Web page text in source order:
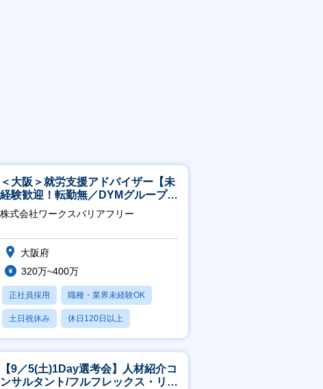
＜大阪＞就労支援アドバイザー【未
経験歓迎！転勤無／DYMグループ／
ホスピタリティ高い方歓迎／土日
祝】
株式会社ワークスバリアフリー
大阪府
320万~400万
正社員採用 職種・業界未経験OK
土日祝休み 休日120日以上
産休・育休あり
【9／5(土)1Day選考会】人材紹介コ
ンサルタント/フルフレックス・リモ